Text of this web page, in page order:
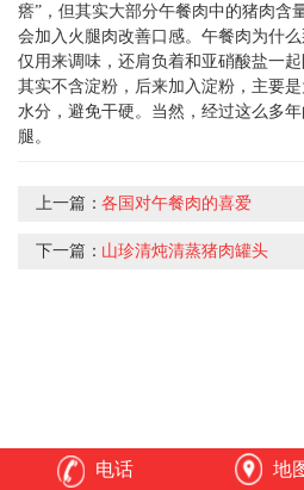
瘩”，但其实大部分午餐肉中的猪肉含
会加入火腿肉改善口感。午餐肉为什
仅用来调味，还肩负着和亚硝酸盐一
其实不含淀粉，后来加入淀粉，主要
水分，避免干硬。当然，经过这么多
腿。
上一篇：各国对午餐肉的喜爱
下一篇： 山珍清炖清蒸猪肉罐头
电话 地